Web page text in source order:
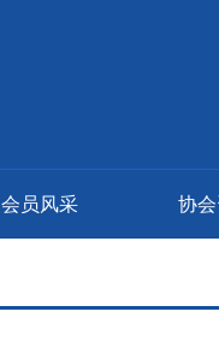
会员风采 协